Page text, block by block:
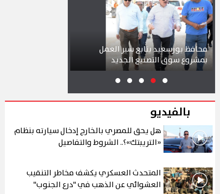
محافظ بورسعيد يتابع سير العمل
بمشروع سوق التصنيع الجديد
بالفيديو
هل يحق للمصري بالخارج إدخال سيارته بنظام
«التريبتك»؟.. الشروط والتفاصيل
المتحدث العسكري يكشف مخاطر التنقيب
العشوائي عن الذهب في "درع الجنوب"